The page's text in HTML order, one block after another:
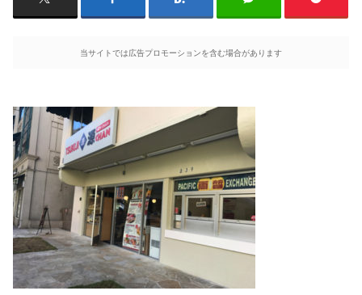
当サイトでは広告プロモーションを含む場合があります